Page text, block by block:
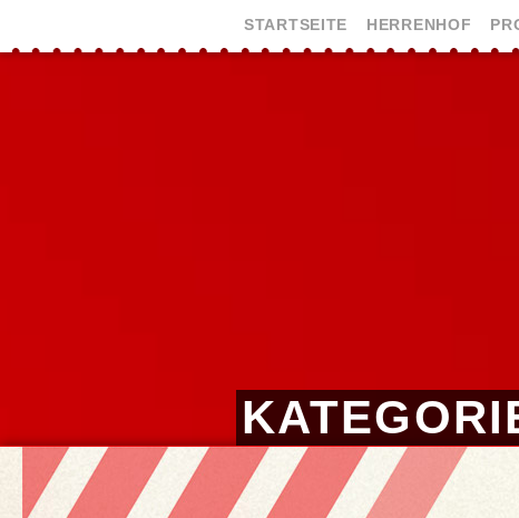
STARTSEITE HERRENHOF